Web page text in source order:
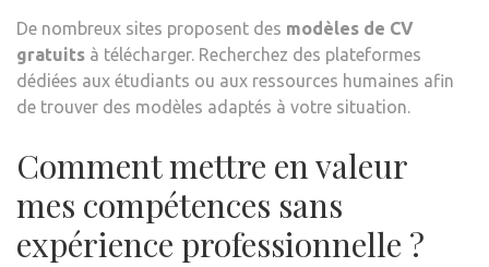
De nombreux sites proposent des modèles de CV
gratuits à télécharger. Recherchez des plateformes
dédiées aux étudiants ou aux ressources humaines afin
de trouver des modèles adaptés à votre situation.
Comment mettre en valeur
mes compétences sans
expérience professionnelle ?